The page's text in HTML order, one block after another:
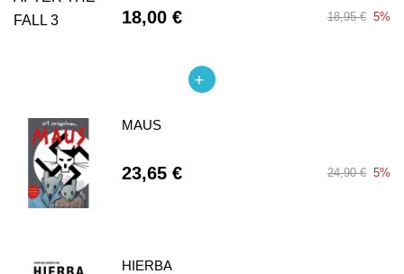
18,00 € 18,95 € 5%
MAUS
23,65 € 24,90 € 5%
HIERBA